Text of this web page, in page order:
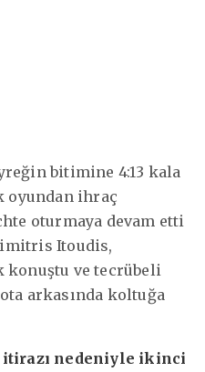
bitimine 4:13 kala
ihraç
oturmaya devam etti
Itoudis,
konuştu ve tecrübeli
arkasında koltuğa
nedeniyle ikinci